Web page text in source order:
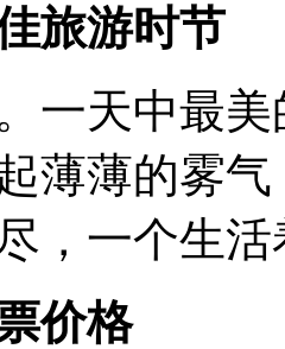
旅游时节
一天中最
薄薄的雾
，一个生
价格